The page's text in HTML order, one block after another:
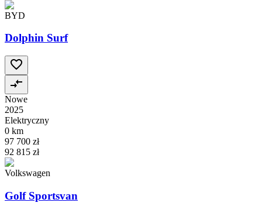
BYD
Dolphin Surf
Nowe
2025
Elektryczny
0 km
97 700 zł
92 815 zł
Volkswagen
Golf Sportsvan